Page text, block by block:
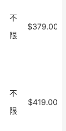
不
限
$379.00
不
限
$419.00